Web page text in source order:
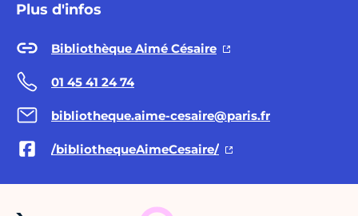
Plus d'infos
Bibliothèque Aimé Césaire
01 45 41 24 74
bibliotheque.aime-cesaire@paris.fr
/bibliothequeAimeCesaire/